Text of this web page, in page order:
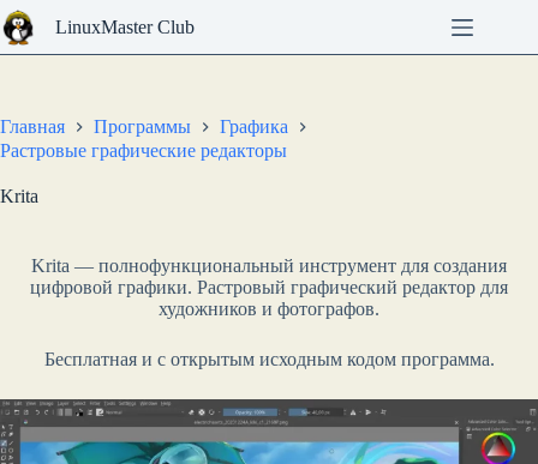
Перейти
к
сути
LinuxMaster Club
Главная Программы
Графика
Растровые графические редакторы
Krita
Krita — полнофункциональный инструмент для создания
цифровой графики. Растровый графический редактор для
художников и фотографов.
Бесплатная и с открытым исходным кодом программа.